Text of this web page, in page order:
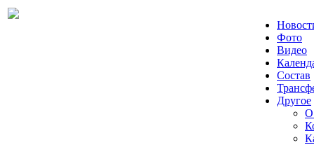
Фото
Видео
Состав
Другое
О